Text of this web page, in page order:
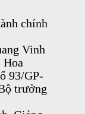
chính
Vinh
Hoa
93/GP-
trưởng